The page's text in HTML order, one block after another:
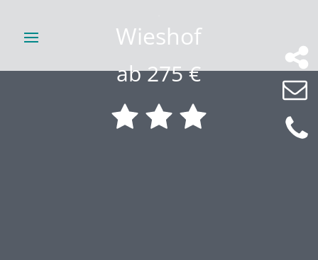
Wieshof
ab 275 €